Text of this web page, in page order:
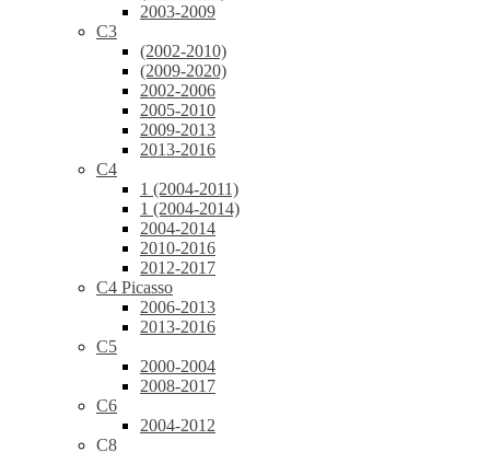
2003-2009
C3
(2002-2010)
(2009-2020)
2002-2006
2005-2010
2009-2013
2013-2016
C4
1 (2004-2011)
1 (2004-2014)
2004-2014
2010-2016
2012-2017
C4 Picasso
2006-2013
2013-2016
C5
2000-2004
2008-2017
C6
2004-2012
C8